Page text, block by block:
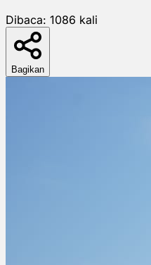
Dibaca: 1086 kali
Bagikan